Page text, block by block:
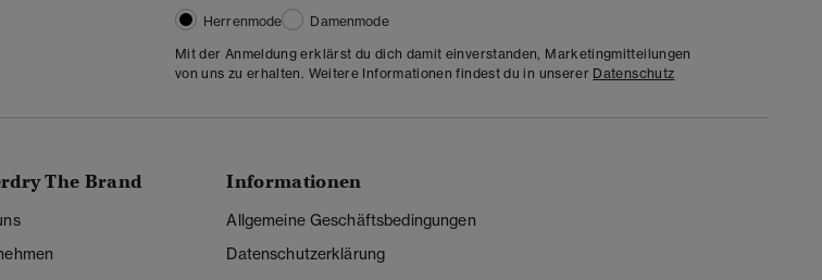
Herrenmode
Damenmode
Mit der Anmeldung erklärst du dich damit einverstanden, Marketingmitteilungen
von uns zu erhalten. Weitere Informationen findest du in unserer Datenschutz
The Brand Informationen
Allgemeine Geschäftsbedingungen
Datenschutzerklärung